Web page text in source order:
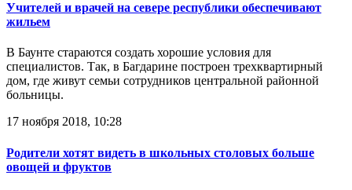
Учителей и врачей на севере республики обеспечивают
жильем
В Баунте стараются создать хорошие условия для
специалистов. Так, в Багдарине построен трехквартирный
дом, где живут семьи сотрудников центральной районной
больницы.
17 ноября 2018, 10:28
Родители хотят видеть в школьных столовых больше
овощей и фруктов